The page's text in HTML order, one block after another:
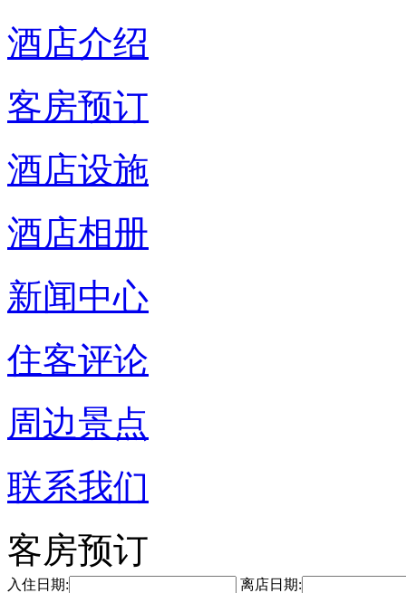
酒店介绍
客房预订
酒店设施
酒店相册
新闻中心
住客评论
周边景点
联系我们
客房预订
入住日期: 离店日期: